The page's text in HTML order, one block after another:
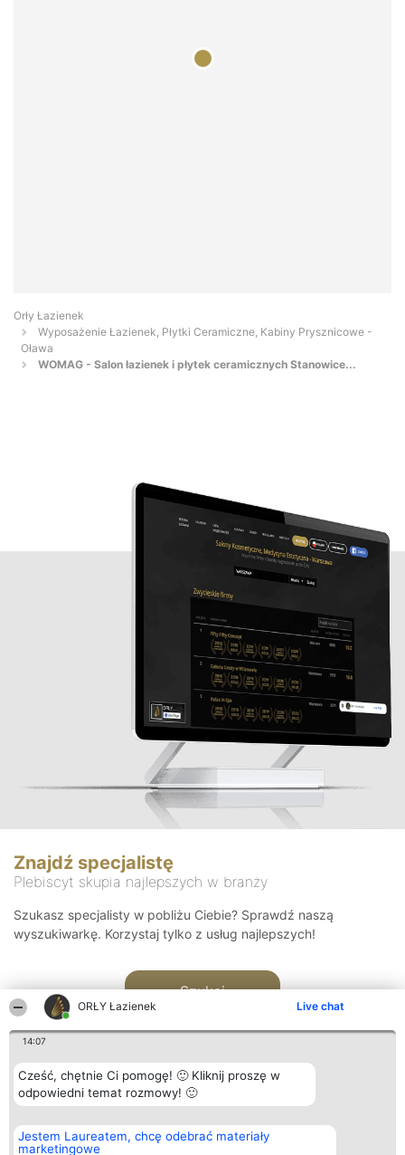
ORŁY Łazienek Live chat
14:07
Cześć, chętnie Ci pomogę! 🙂 Kliknij proszę w
odpowiedni temat rozmowy! 🙂
Jestem Laureatem, chcę odebrać materiały
marketingowe
Orły Łazienek
Wyposażenie Łazienek, Płytki Ceramiczne, Kabiny Prysznicowe -
Oława
WOMAG - Salon łazienek i płytek ceramicznych Stanowice...
Znajdź specjalistę
Plebiscyt skupia najlepszych w branży
Szukasz specjalisty w pobliżu Ciebie? Sprawdź naszą
wyszukiwarkę. Korzystaj tylko z usług najlepszych!
Szukaj
Organizator plebiscytu
Bright Side Solutions sp. z o.
o. sp. k.
Plebiscyt
Laureaci
Kontakt
Kontakt